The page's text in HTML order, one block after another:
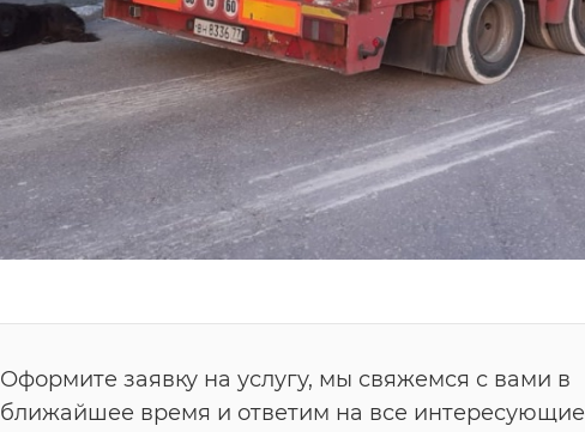
Оформите заявку на услугу, мы свяжемся с вами в
ближайшее время и ответим на все интересующие